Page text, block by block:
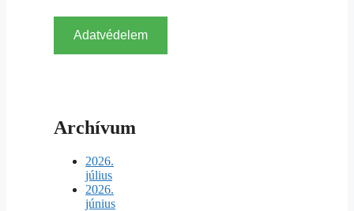
Adatvédelem
Archívum
2026.
július
2026.
június